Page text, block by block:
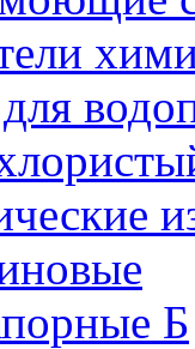
Б